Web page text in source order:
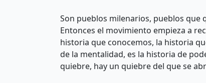
Son pueblos milenarios, pueblos que
Entonces el movimiento empieza a
historia que conocemos, la historia
de la mentalidad, es la historia de
quiebre, hay un quiebre del que se